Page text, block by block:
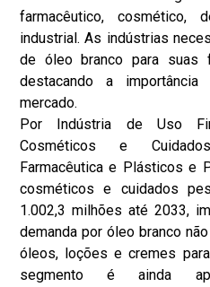
farmacêutico,
industrial. As indústrias
de óleo branco para suas
destacando a
mercado.
Por Indústria de Uso
Cosméticos e
Farmacêutica e Plásticos e
cosméticos e cuidados
1.002,3 ​​milhões até 2033,
demanda por óleo branco
óleos, loções e cremes
segmento é ainda